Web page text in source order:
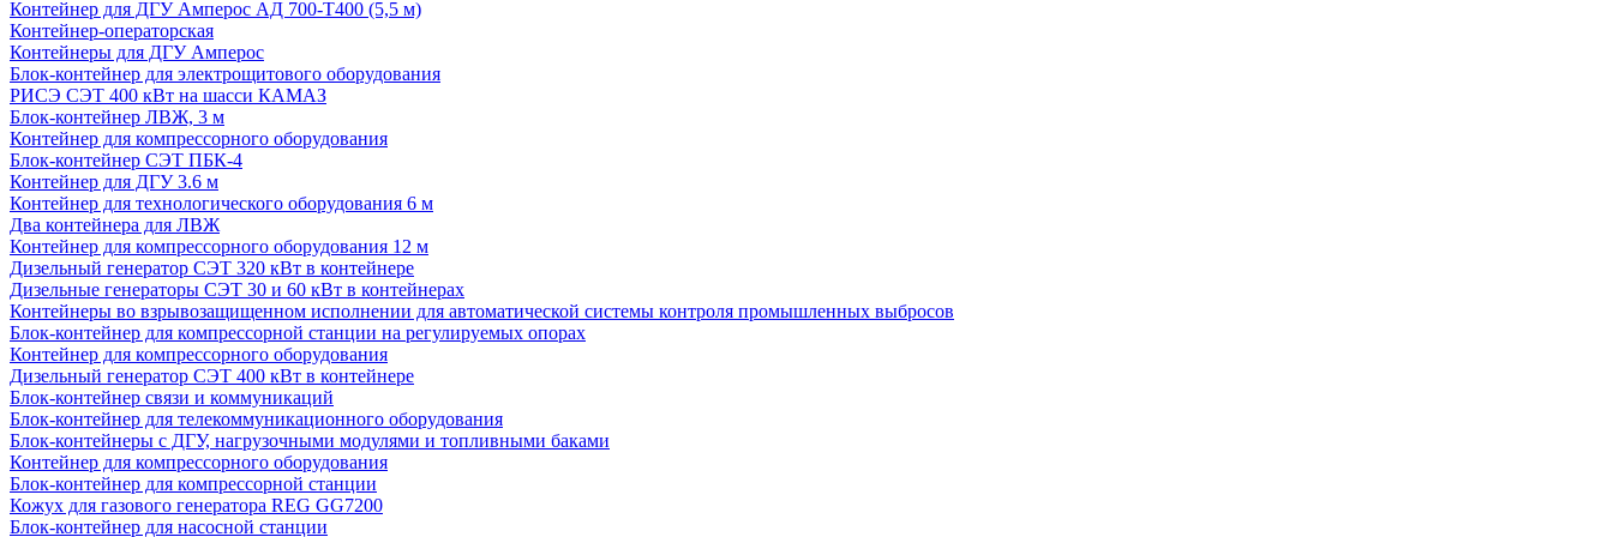
Контейнер для ДГУ Амперос АД 700-Т400 (5,5 м)
Контейнер-операторская
Контейнеры для ДГУ Амперос
Блок-контейнер для электрощитового оборудования
РИСЭ СЭТ 400 кВт на шасси КАМАЗ
Блок-контейнер ЛВЖ, 3 м
Контейнер для компрессорного оборудования
Блок-контейнер СЭТ ПБК-4
Контейнер для ДГУ 3.6 м
Контейнер для технологического оборудования 6 м
Два контейнера для ЛВЖ
Контейнер для компрессорного оборудования 12 м
Дизельный генератор СЭТ 320 кВт в контейнере
Дизельные генераторы СЭТ 30 и 60 кВт в контейнерах
Контейнеры во взрывозащищенном исполнении для автоматической системы контроля промышленных выбросов
Блок-контейнер для компрессорной станции на регулируемых опорах
Контейнер для компрессорного оборудования
Дизельный генератор СЭТ 400 кВт в контейнере
Блок-контейнер связи и коммуникаций
Блок-контейнер для телекоммуникационного оборудования
Блок-контейнеры с ДГУ, нагрузочными модулями и топливными баками
Контейнер для компрессорного оборудования
Блок-контейнер для компрессорной станции
Кожух для газового генератора REG GG7200
Блок-контейнер для насосной станции